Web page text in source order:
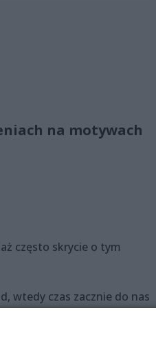
na motywach
często skrycie o tym
wtedy czas zacznie do nas
ochotę (i odwagę!) udać
widokiem, esencją